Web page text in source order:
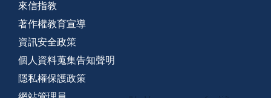
來信指教
著作權教育宣導
資訊安全政策
個人資料蒐集告知聲明
隱私權保護政策